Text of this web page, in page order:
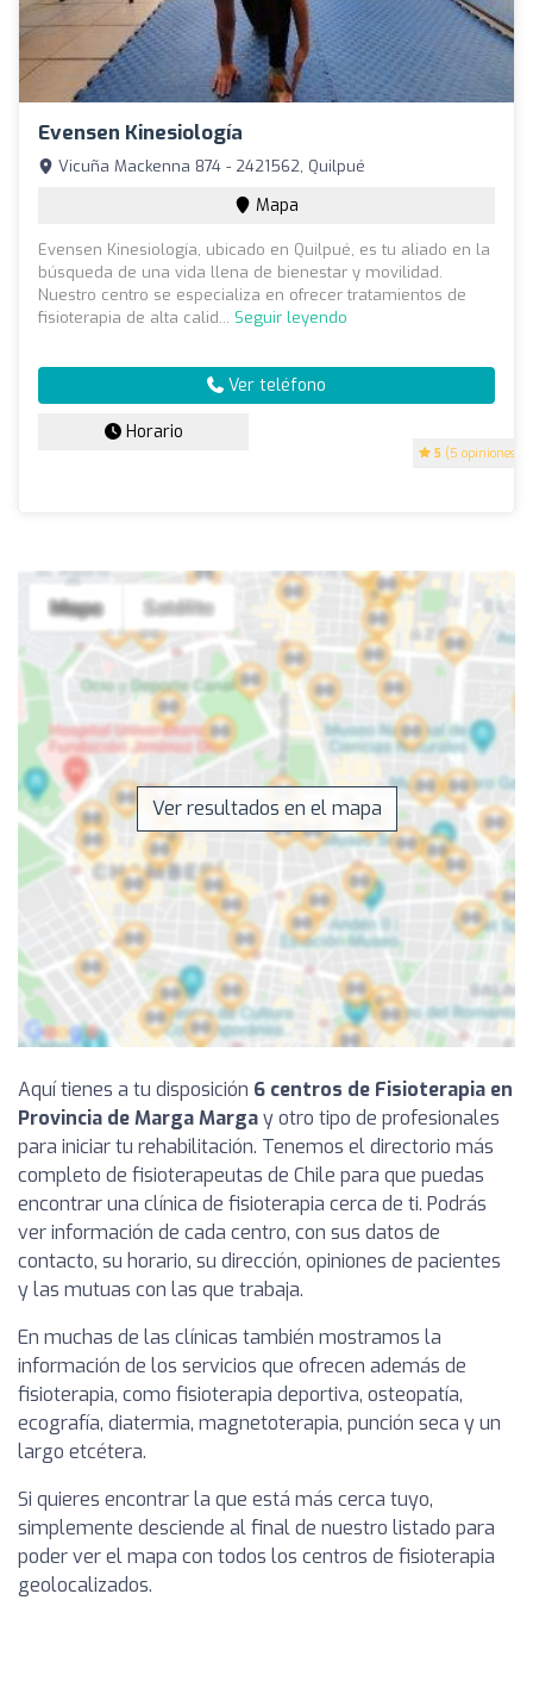
Evensen Kinesiología
5 (5 opiniones)
Vicuña Mackenna 874 - 2421562, Quilpué
Mapa
Evensen Kinesiología, ubicado en Quilpué, es tu aliado en la
búsqueda de una vida llena de bienestar y movilidad.
Nuestro centro se especializa en ofrecer tratamientos de
fisioterapia de alta calid... Seguir leyendo
Ver teléfono
Horario
Ver resultados en el mapa
Aquí tienes a tu disposición 6 centros de Fisioterapia en
Provincia de Marga Margay otro tipo de profesionales
para iniciar tu rehabilitación. Tenemos el directorio más
completo de fisioterapeutas de Chile para que puedas
encontrar una clínica de fisioterapia cerca de ti. Podrás
ver información de cada centro, con sus datos de
contacto, su horario, su dirección, opiniones de pacientes
y las mutuas con las que trabaja.
En muchas de las clínicas también mostramos la
información de los servicios que ofrecen además de
fisioterapia, como fisioterapia deportiva, osteopatía,
ecografía, diatermia, magnetoterapia, punción seca y un
largo etcétera.
Si quieres encontrar la que está más cerca tuyo,
simplemente desciende al final de nuestro listado para
poder ver el mapa con todos los centros de fisioterapia
geolocalizados.